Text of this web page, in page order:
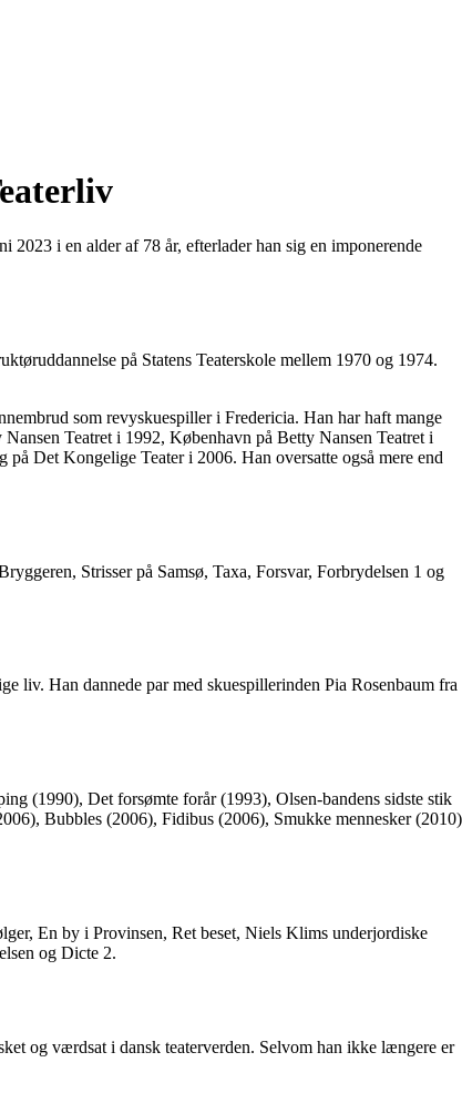
i en alder af 78 år, efterlader han sig en imponerende
på Statens Teaterskole mellem 1970 og 1974.
som revyskuespiller i Fredericia. Han har haft mange
Teatret i 1992, København på Betty Nansen Teatret i
Det Kongelige Teater i 2006. Han oversatte også mere end
Strisser på Samsø, Taxa, Forsvar, Forbrydelsen 1 og
liv. Han dannede par med skuespillerinden Pia Rosenbaum fra
(1990), Det forsømte forår (1993), Olsen-bandens sidste stik
Bubbles (2006), Fidibus (2006), Smukke mennesker (2010)
En by i Provinsen, Ret beset, Niels Klims underjordiske
og Dicte 2.
og værdsat i dansk teaterverden. Selvom han ikke længere er